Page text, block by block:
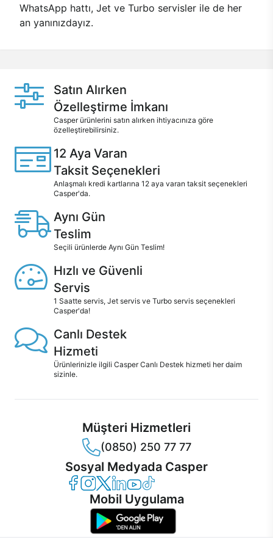
WhatsApp hattı, Jet ve Turbo servisler ile de her
an yanınızdayız.
Satın Alırken
Özelleştirme İmkanı
Casper ürünlerini satın alırken ihtiyacınıza göre
özelleştirebilirsiniz.
12 Aya Varan
Taksit Seçenekleri
Anlaşmalı kredi kartlarına 12 aya varan taksit seçenekleri
Casper'da.
Aynı Gün
Teslim
Seçili ürünlerde Aynı Gün Teslim!
Hızlı ve Güvenli
Servis
1 Saatte servis, Jet servis ve Turbo servis seçenekleri
Casper'da!
Canlı Destek
Hizmeti
Ürünlerinizle ilgili Casper Canlı Destek hizmeti her daim
sizinle.
Müşteri Hizmetleri
(0850) 250 77 77
Sosyal Medyada Casper
Casper Facebook
Casper Instagram
Casper Twitter
Casper LinkedIn
Casper YouTube
Casper TikTok
Mobil Uygulama